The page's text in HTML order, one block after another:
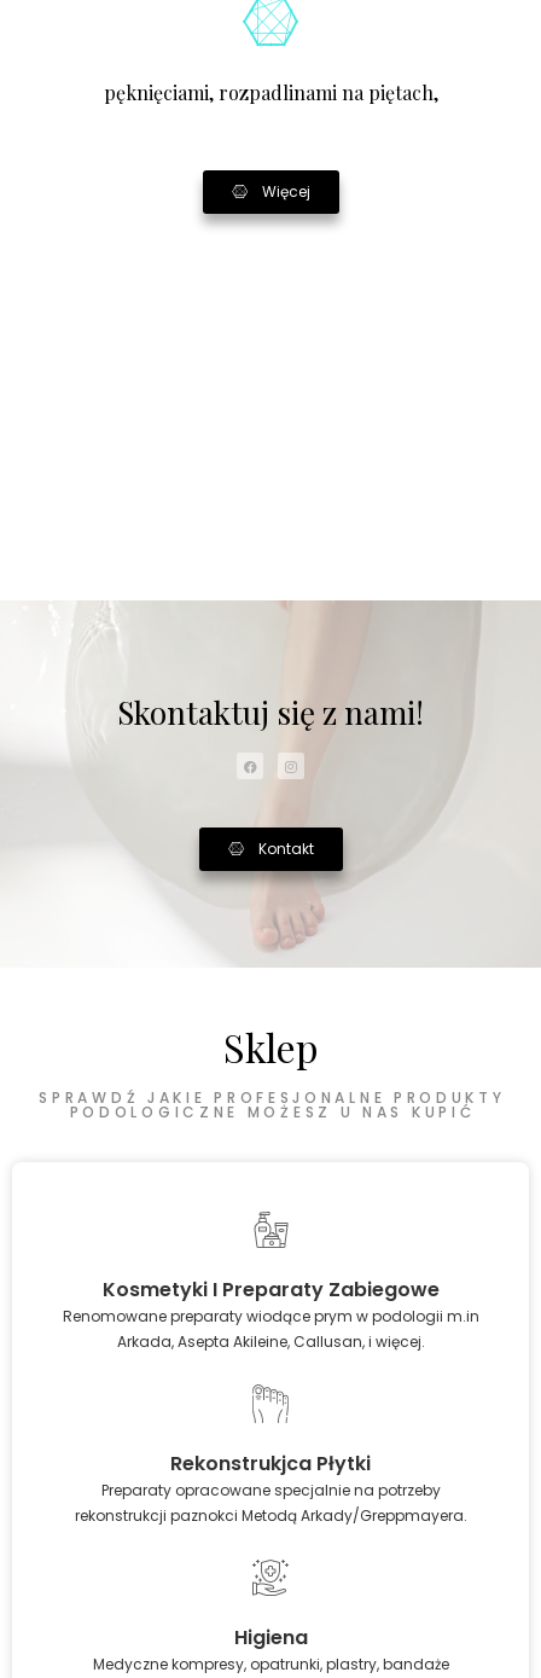
pęknięciami, rozpadlinami na piętach,
Więcej
Skontaktuj się z nami!
Kontakt
Sklep
SPRAWDŹ JAKIE PROFESJONALNE PRODUKTY
PODOLOGICZNE MOŻESZ U NAS KUPIĆ
Kosmetyki I Preparaty Zabiegowe
Renomowane preparaty wiodące prym w podologii m.in
Arkada, Asepta Akileine, Callusan, i więcej.
Rekonstrukjca Płytki
Preparaty opracowane specjalnie na potrzeby
rekonstrukcji paznokci Metodą Arkady/Greppmayera.
Higiena
Medyczne kompresy, opatrunki, plastry, bandaże